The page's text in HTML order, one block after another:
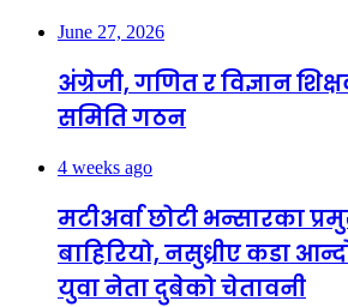
June 27, 2026
अंग्रेजी, गणित र विज्ञान
समिति गठन
4 weeks ago
मटीअर्वा छोटी भन्सारका
बाहिरियो, नसुध्रीए कडा
युवा नेता दुबेको चेतावनी